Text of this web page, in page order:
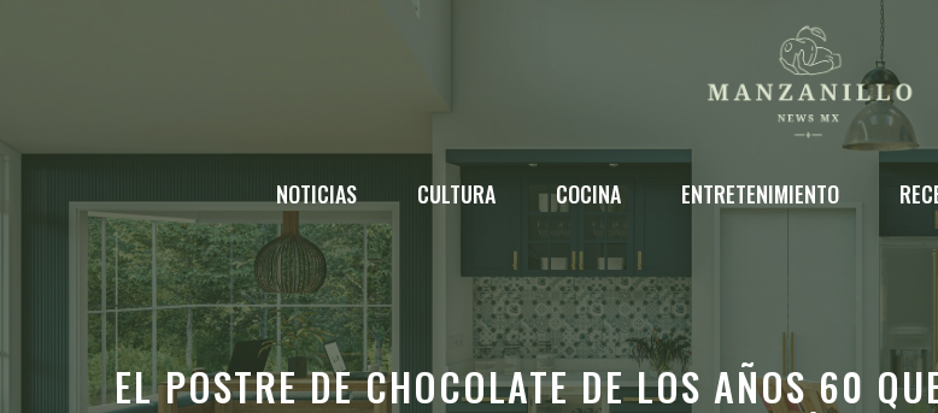
NOTICIAS CULTURA COCINA ENTRETENIMIENTO
EL POSTRE DE CHOCOLATE DE LOS AÑOS 60